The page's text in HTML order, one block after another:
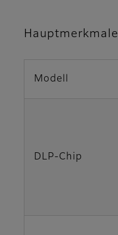
Hauptmerkmale
Modell
DLP-Chip